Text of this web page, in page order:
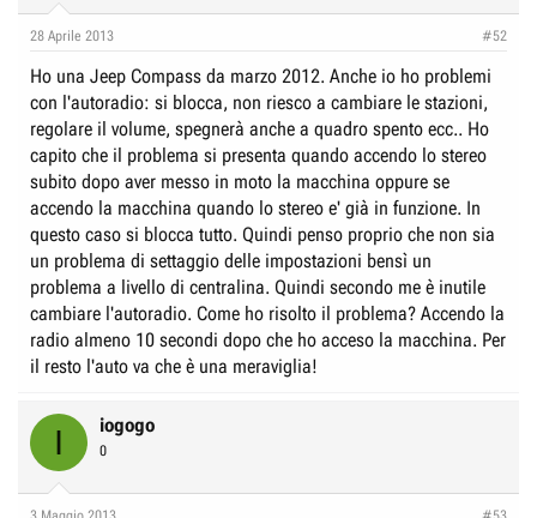
28 Aprile 2013 #52
Ho una Jeep Compass da marzo 2012. Anche io ho problemi
con l'autoradio: si blocca, non riesco a cambiare le stazioni,
regolare il volume, spegnerà anche a quadro spento ecc.. Ho
capito che il problema si presenta quando accendo lo stereo
subito dopo aver messo in moto la macchina oppure se
accendo la macchina quando lo stereo e' già in funzione. In
questo caso si blocca tutto. Quindi penso proprio che non sia
un problema di settaggio delle impostazioni bensì un
problema a livello di centralina. Quindi secondo me è inutile
cambiare l'autoradio. Come ho risolto il problema? Accendo la
radio almeno 10 secondi dopo che ho acceso la macchina. Per
il resto l'auto va che è una meraviglia!
I iogogo
0